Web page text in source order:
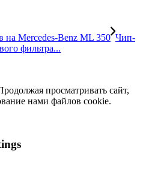
на Mercedes-Benz ML 350 Чип-
фильтра...
просматривать сайт,
нами файлов cookie.